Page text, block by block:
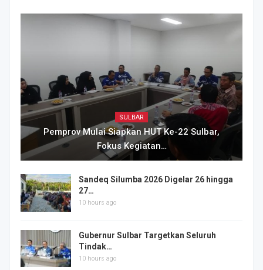
SULBAR
Pemprov Mulai Siapkan HUT Ke-22 Sulbar,
Fokus Kegiatan…
Sandeq Silumba 2026 Digelar 26 hingga
27…
10 hours ago
Gubernur Sulbar Targetkan Seluruh
Tindak…
10 hours ago